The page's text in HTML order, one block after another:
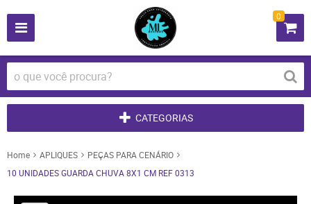
0
CATEGORIAS
Home APLIQUES
PEÇAS PARA CENÁRIO
10 UNIDADES GUARDA CHUVA 8X1 CM REF 0313